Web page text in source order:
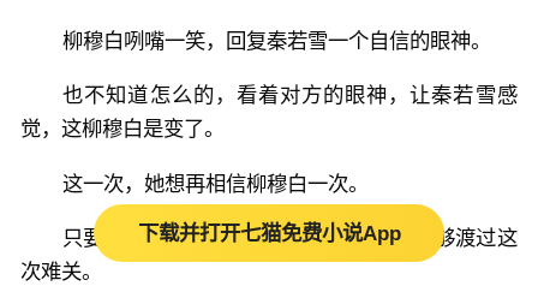
柳穆白咧嘴一笑，回复秦若雪一个自信的眼神。
也不知道怎么的，看着对方的眼神，让秦若雪感
觉，这柳穆白是变了。
这一次，她想再相信柳穆白一次。
只要他真的愿意改，他们姐弟俩，一定能够渡过这
次难关。
下载并打开七猫免费小说App